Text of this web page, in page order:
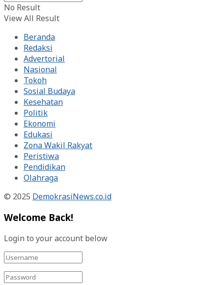
No Result
View All Result
Beranda
Redaksi
Advertorial
Nasional
Tokoh
Sosial Budaya
Kesehatan
Politik
Ekonomi
Edukasi
Zona Wakil Rakyat
Peristiwa
Pendidikan
Olahraga
© 2025 DemokrasiNews.co.id
Welcome Back!
Login to your account below